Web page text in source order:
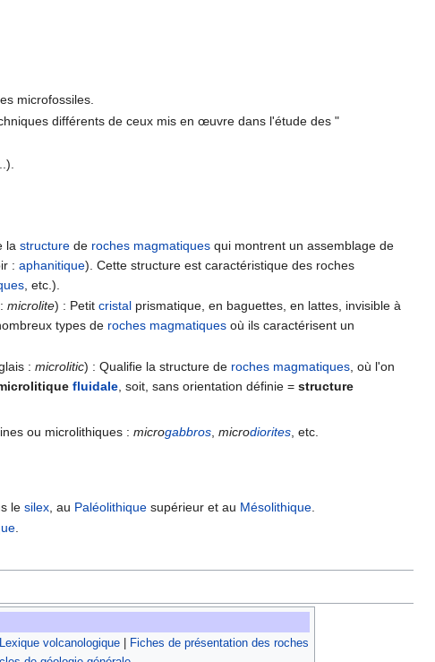
microfossiles.
différents de ceux mis en œuvre dans l'étude des "
lastructure de roches magmatiques qui montrent un assemblage de
:aphanitique). Cette structure est caractéristique des roches
, etc.).
:microlite) : Petitcristal prismatique, en baguettes, en lattes, invisible à
types de roches magmatiques où ils caractérisent un
:microlitic) : Qualifie la structure de roches magmatiques , où l'on
fluidale , soit, sans orientation définie =structure
ou microlithiques : microgabbros microdiorites , etc.
lesilex , au Paléolithique supérieur et au Mésolithique
.
Lexique volcanologique|
Fiches de présentation des roches